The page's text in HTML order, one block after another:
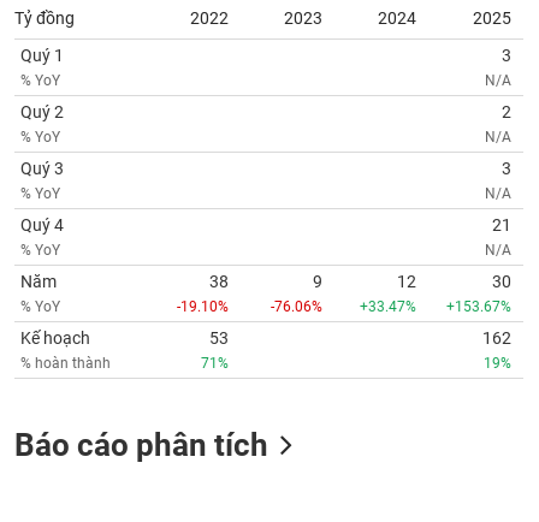
Tỷ đồng 2022 2023 2024
2025
Quý 1
% YoY
3
N/A
Quý 2
% YoY
2
N/A
Quý 3
% YoY
3
N/A
Quý 4
% YoY
21
N/A
Năm
% YoY
38
-19.10%
9
-76.06%
12
+33.47%
30
+153.67%
Kế hoạch
% hoàn thành
53
71%
162
19%
Báo cáo phân tích